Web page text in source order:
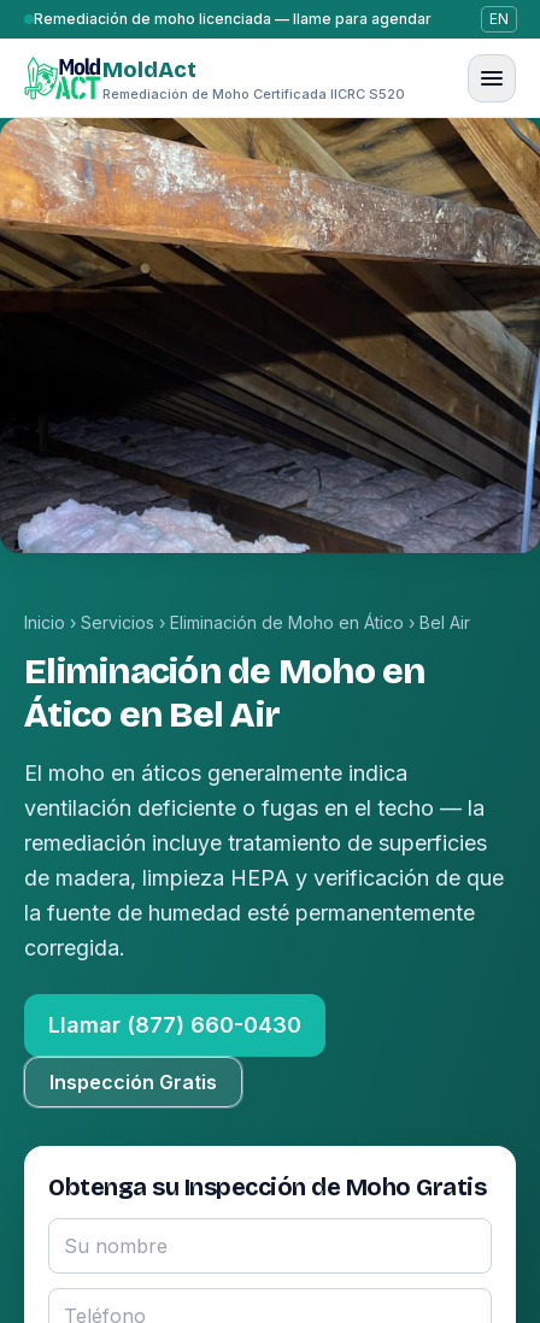
Saltar al contenido
Remediación de moho licenciada — llame para agendar EN
MoldAct
Remediación de Moho Certificada IICRC S520
Inicio › Servicios › Eliminación de Moho en Ático › Bel Air
Eliminación de Moho en
Ático en Bel Air
El moho en áticos generalmente indica
ventilación deficiente o fugas en el techo — la
remediación incluye tratamiento de superficies
de madera, limpieza HEPA y verificación de que
la fuente de humedad esté permanentemente
corregida.
Llamar (877) 660-0430
Inspección Gratis
Obtenga su Inspección de Moho Gratis